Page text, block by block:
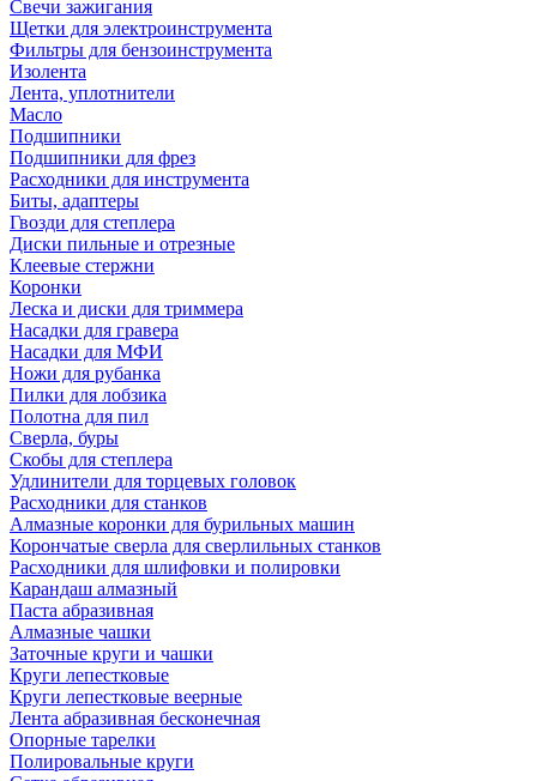
Свечи зажигания
Щетки для электроинструмента
Фильтры для бензоинструмента
Изолента
Лента, уплотнители
Масло
Подшипники
Подшипники для фрез
Расходники для инструмента
Биты, адаптеры
Гвозди для степлера
Диски пильные и отрезные
Клеевые стержни
Коронки
Леска и диски для триммера
Насадки для гравера
Насадки для МФИ
Ножи для рубанка
Пилки для лобзика
Полотна для пил
Сверла, буры
Скобы для степлера
Удлинители для торцевых головок
Расходники для станков
Алмазные коронки для бурильных машин
Корончатые сверла для сверлильных станков
Расходники для шлифовки и полировки
Карандаш алмазный
Паста абразивная
Алмазные чашки
Заточные круги и чашки
Круги лепестковые
Круги лепестковые веерные
Лента абразивная бесконечная
Опорные тарелки
Полировальные круги